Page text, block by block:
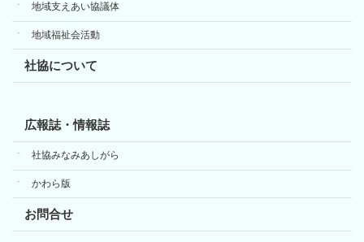
地域支えあい協議体
地域福祉会活動
社協について
広報誌・情報誌
社協みなみあしがら
かわら版
お問合せ